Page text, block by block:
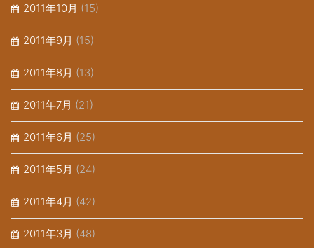
2011年10月 (15)
2011年9月 (15)
2011年8月 (13)
2011年7月 (21)
2011年6月 (25)
2011年5月 (24)
2011年4月 (42)
2011年3月 (48)